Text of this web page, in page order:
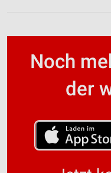
Noch
der